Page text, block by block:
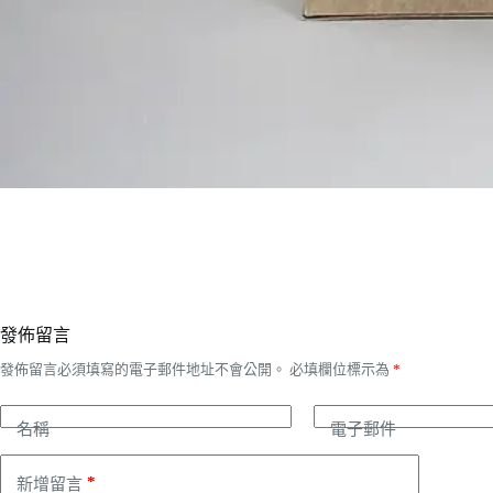
發佈留言
發佈留言必須填寫的電子郵件地址不會公開。 必填欄位標示為 *
名稱 電子郵件
新增留言 *